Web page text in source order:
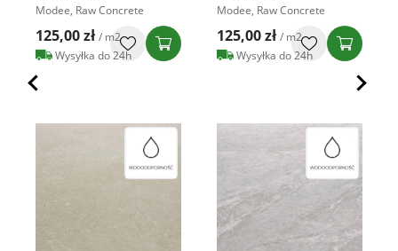
Modee, Raw Concrete
125,00 zł / m2
Wysyłka do 24h
Modee, Raw Concrete
125,00 zł / m2
Wysyłka do 24h